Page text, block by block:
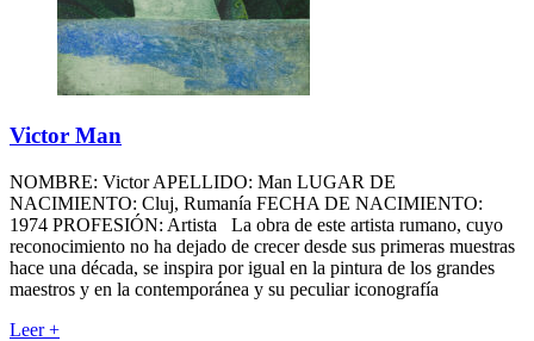
Victor Man
NOMBRE: Victor APELLIDO: Man LUGAR DE
NACIMIENTO: Cluj, Rumanía FECHA DE NACIMIENTO:
1974 PROFESIÓN: Artista La obra de este artista rumano, cuyo
reconocimiento no ha dejado de crecer desde sus primeras muestras
hace una década, se inspira por igual en la pintura de los grandes
maestros y en la contemporánea y su peculiar iconografía
Leer+